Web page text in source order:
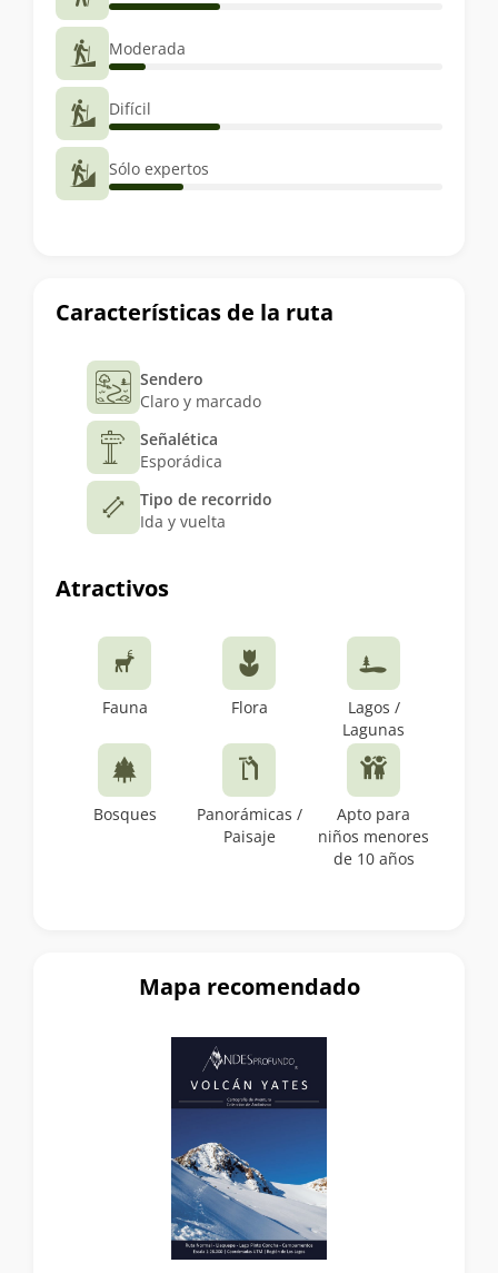
Características de la ruta
Sendero
Claro y marcado
Señalética
Esporádica
Tipo de recorrido
Ida y vuelta
Atractivos
Fauna Flora
Lagos /
Lagunas
Bosques
Panorámicas /
Paisaje
Apto para
niños menores
de 10 años
Moderada
Difícil
Sólo expertos
Mapa recomendado